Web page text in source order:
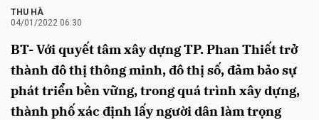
THU HÀ
04/01/2022 06:30
BT- Với quyết tâm xây dựng TP. Phan Thiết trở
thành đô thị thông minh, đô thị số, đảm bảo sự
phát triển bền vững, trong quá trình xây dựng,
thành phố xác định lấy người dân làm trọng
Hủy Gửi